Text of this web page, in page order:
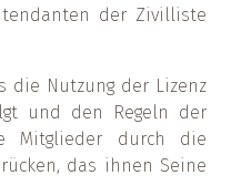
der Zivilliste
die Nutzung der Lizenz
und den Regeln der
Mitglieder durch die
das ihnen Seine